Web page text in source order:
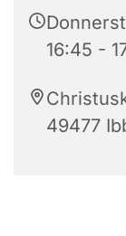
16:45 -
49477